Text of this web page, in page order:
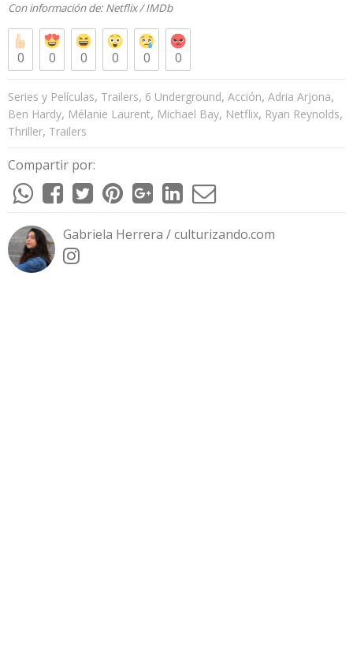
Con información de: Netflix/IMDb
0 0 0 0 0 0
Series y Películas, Trailers, 6 Underground, Acción, Adria Arjona,
Ben Hardy, Mélanie Laurent, Michael Bay, Netflix, Ryan Reynolds,
Thriller, Trailers
Compartir por:
Gabriela Herrera / culturizando.com